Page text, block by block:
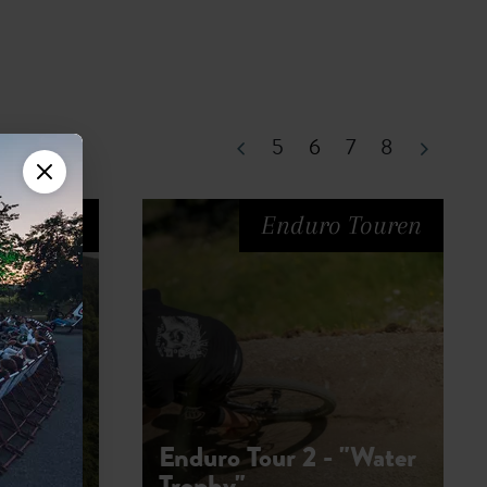
5 6 7 8
Enduro Touren
Enduro Tour 2 - "Water